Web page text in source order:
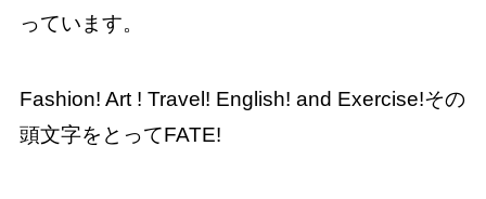
っています。
Fashion! Art ! Travel! English! and Exercise!その
頭文字をとってFATE!